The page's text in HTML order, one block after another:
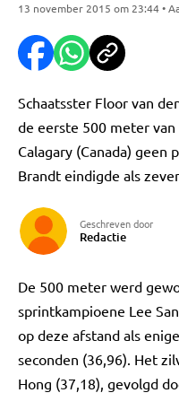
13 november 2015 om 23:44 •
Schaatsster Floor van
de eerste 500 meter
Calagary (Canada)
Brandt eindigde als
Geschreven door
Redactie
De 500 meter werd
sprintkampioene Lee
op deze afstand als
seconden (36,96). Het
Hong (37,18), gevolgd